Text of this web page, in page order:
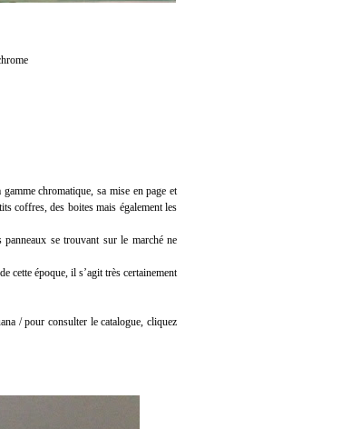
chromatique, sa mise en page et
coffres, des boites mais également les
se trouvant sur le marché ne
cette époque, il s’agit très certainement
/ pour consulter le catalogue, cliquez